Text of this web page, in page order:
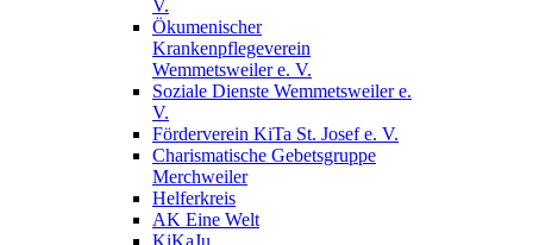
V.
Ökumenischer
Krankenpflegeverein
Wemmetsweiler e. V.
Soziale Dienste Wemmetsweiler e.
V.
Förderverein KiTa St. Josef e. V.
Charismatische Gebetsgruppe
Merchweiler
Helferkreis
AK Eine Welt
KiKaJu